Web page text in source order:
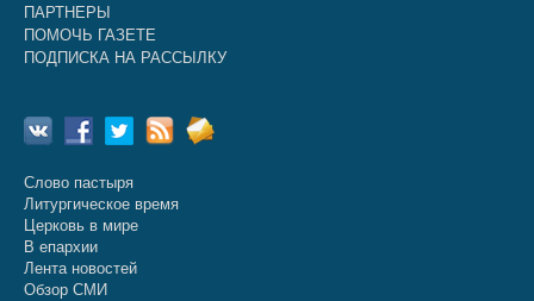
ПАРТНЕРЫ
ПОМОЧЬ ГАЗЕТЕ
ПОДПИСКА НА РАССЫЛКУ
Слово пастыря
Литургическое время
Церковь в мире
В епархии
Лента новостей
Обзор СМИ